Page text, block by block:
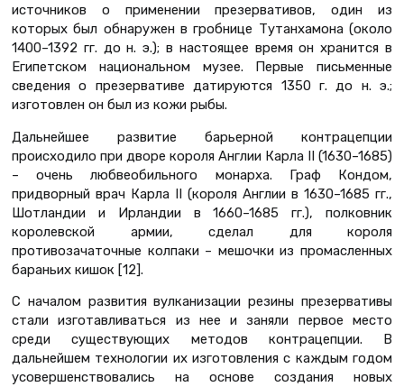
источников о применении презервативов, один из
которых был обнаружен в гробнице Тутанхамона (около
1400–1392 гг. до н. э.); в настоящее время он хранится в
Египетском национальном музее. Первые письменные
сведения о презервативе датируются 1350 г. до н. э.;
изготовлен он был из кожи рыбы.
Дальнейшее развитие барьерной контрацепции
происходило при дворе короля Англии Карла II (1630–1685)
– очень любвеобильного монарха. Граф Кондом,
придворный врач Карла II (короля Англии в 1630–1685 гг.,
Шотландии и Ирландии в 1660–1685 гг.), полковник
королевской армии, сделал для короля
противозачаточные колпаки – мешочки из промасленных
бараньих кишок [12].
С началом развития вулканизации резины презервативы
стали изготавливаться из нее и заняли первое место
среди существующих методов контрацепции. В
дальнейшем технологии их изготовления с каждым годом
усовершенствовались на основе создания новых